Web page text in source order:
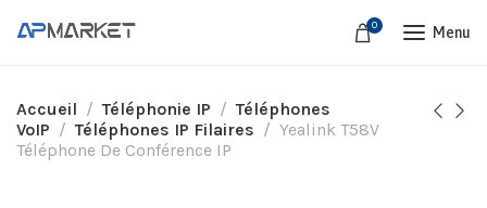
0 Menu
Accueil Téléphonie IP
Téléphones
VoIP
Téléphones IP Filaires
Yealink T58V
Téléphone De Conférence IP